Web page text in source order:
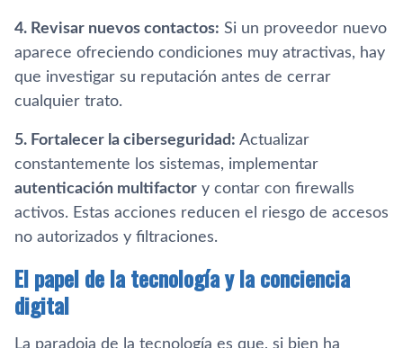
4. Revisar nuevos contactos: Si un proveedor nuevo
aparece ofreciendo condiciones muy atractivas, hay
que investigar su reputación antes de cerrar
cualquier trato.
5. Fortalecer la ciberseguridad: Actualizar
constantemente los sistemas, implementar
autenticación multifactor y contar con firewalls
activos. Estas acciones reducen el riesgo de accesos
no autorizados y filtraciones.
El papel de la tecnología y la conciencia
digital
La paradoja de la tecnología es que, si bien ha